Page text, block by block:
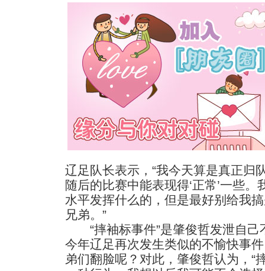
辽足队长表示，“我今天算是真正归
随后的比赛中能表现得‘正常’一些
水平发挥什么的，但是最好别给我
兄弟。”
“摔袖标事件”是肇俊哲发泄自己
今年辽足再次发生类似的不愉快事
弟们翻脸呢？对此，肇俊哲认为，“